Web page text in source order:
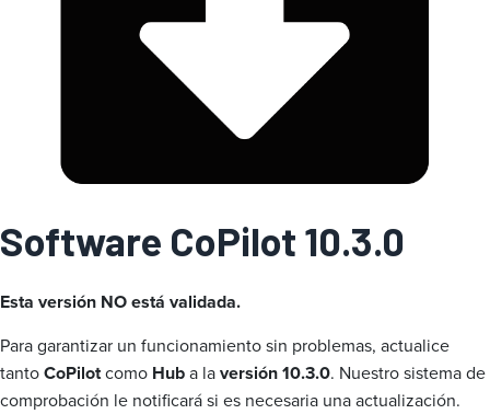
Software CoPilot 10.3.0
Esta versión NO está validada.
Para garantizar un funcionamiento sin problemas, actualice
tantoCoPilotcomo Huba laversión 10.3.0. Nuestro sistema de
comprobación le notificará si es necesaria una actualización.